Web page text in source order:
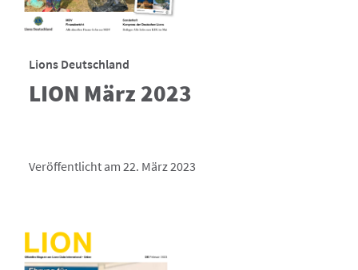
Lions Deutschland
LION März 2023
Veröffentlicht am 22. März 2023